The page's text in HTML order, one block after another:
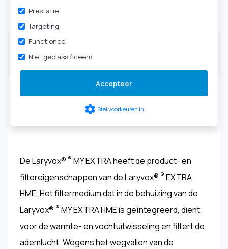
Productbeschrijving
Laryvox® ® MY EXTRA HME HIGHFLOW - 49861-
De Laryvox® ® MY EXTRA heeft de product- en
filtereigenschappen van de Laryvox® ® EXTRA
HME. Het filtermedium dat in de behuizing van de
Laryvox® ® MY EXTRA HME is geïntegreerd, dient
voor de warmte- en vochtuitwisseling en filtert de
ademlucht. Wegens het wegvallen van de
Prestatie
Targeting
Functioneel
Niet geclassificeerd
Accepteer
settings Stel voorkeuren in